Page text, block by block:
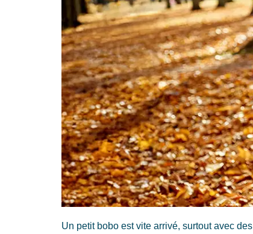
Un petit bobo est vite arrivé, surtout avec